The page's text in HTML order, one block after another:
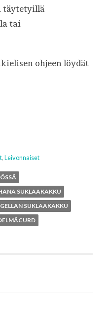
täytetyillä
tai
ohjeen löydät
,Leivonnaiset
SUKLAAKAKKU
SUKLAAKAKKU